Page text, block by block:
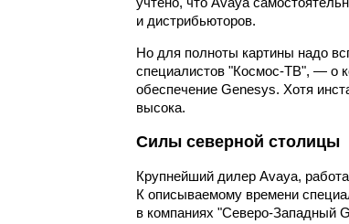
и дистрибьюторов.
Но для полноты картины надо
специалистов "Космос-ТВ", — о
обеспечение Genesys. Хотя
высока.
Силы северной столицы
Крупнейший дилер Avaya,
К описываемому времени
в компаниях "Северо-Западный